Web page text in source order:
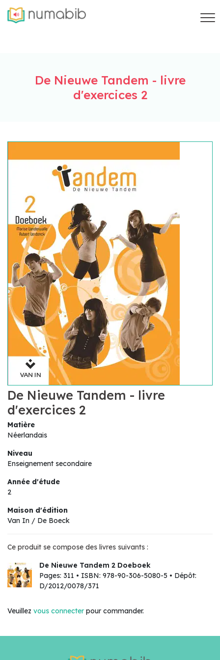
De Nieuwe Tandem - livre
d'exercices 2
De Nieuwe Tandem - livre
d'exercices 2
Matière
Néerlandais
Niveau
Enseignement secondaire
Année d'étude
2
Maison d'édition
Van In / De Boeck
Ce produit se compose des livres suivants :
De Nieuwe Tandem 2 Doeboek
Pages: 311 • ISBN: 978-90-306-5080-5 • Dépôt:
D/2012/0078/371
Veuillez vous connecter pour commander.